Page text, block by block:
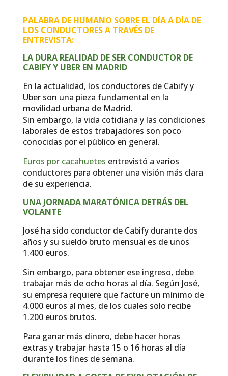
PALABRA DE HUMANO SOBRE EL DÍA A DÍA DE
LOS CONDUCTORES A TRAVÉS DE
ENTREVISTA:
LA DURA REALIDAD DE SER CONDUCTOR DE
CABIFY Y UBER EN MADRID
En la actualidad, los conductores de Cabify y
Uber son una pieza fundamental en la
movilidad urbana de Madrid.
Sin embargo, la vida cotidiana y las condiciones
laborales de estos trabajadores son poco
conocidas por el público en general.
Euros por cacahuetes entrevistó a varios
conductores para obtener una visión más clara
de su experiencia.
UNA JORNADA MARATÓNICA DETRÁS DEL
VOLANTE
José ha sido conductor de Cabify durante dos
años y su sueldo bruto mensual es de unos
1.400 euros.
Sin embargo, para obtener ese ingreso, debe
trabajar más de ocho horas al día. Según José,
su empresa requiere que facture un mínimo de
4.000 euros al mes, de los cuales solo recibe
1.200 euros brutos.
Para ganar más dinero, debe hacer horas
extras y trabajar hasta 15 o 16 horas al día
durante los fines de semana.